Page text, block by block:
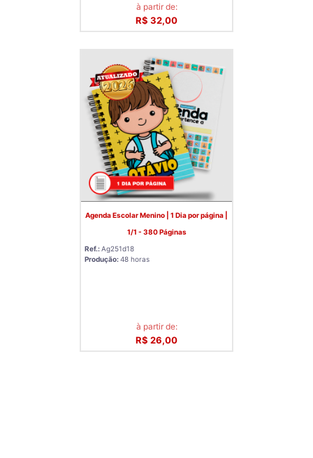
à partir de:
R$ 32,00
Agenda Escolar Menino | 1 Dia por página |
1/1 - 380 Páginas
Ref.:Ag251d18
Produção:48 horas
à partir de:
R$ 26,00